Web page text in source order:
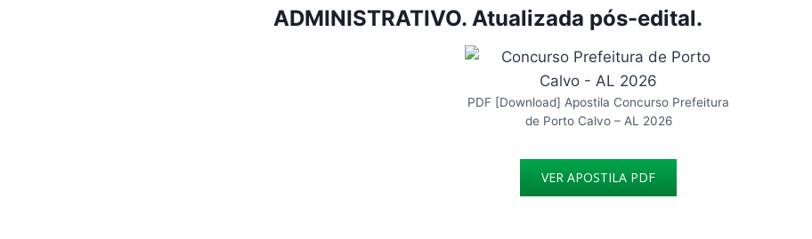
ADMINISTRATIVO. Atualizada pós-edital.
PDF [Download] Apostila Concurso Prefeitura
de Porto Calvo – AL 2026
VER APOSTILA PDF